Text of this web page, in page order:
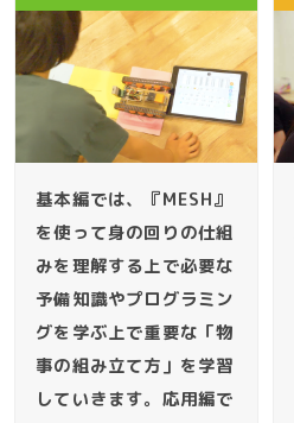
基本編では、『MESH』
を使って身の回りの仕組
みを理解する上で必要な
予備知識やプログラミン
グを学ぶ上で重要な「物
事の組み立て方」を学習
していきます。応用編で